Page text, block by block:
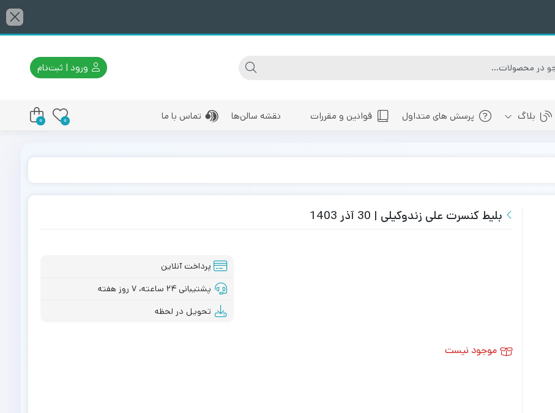
ورود | ثبت‌نام
های پیش رو شیراز
بلاگ پرسش های متداول قوانین و مقررات نقشه سالن‌ها تماس با ما 0
0
بلیط کنسرت علی زندوکیلی | 30 آذر 1403
پرداخت آنلاین
پشتیبانی ۲۴ ساعته، ۷ روز هفته
تحویل در لحظه
موجود نیست